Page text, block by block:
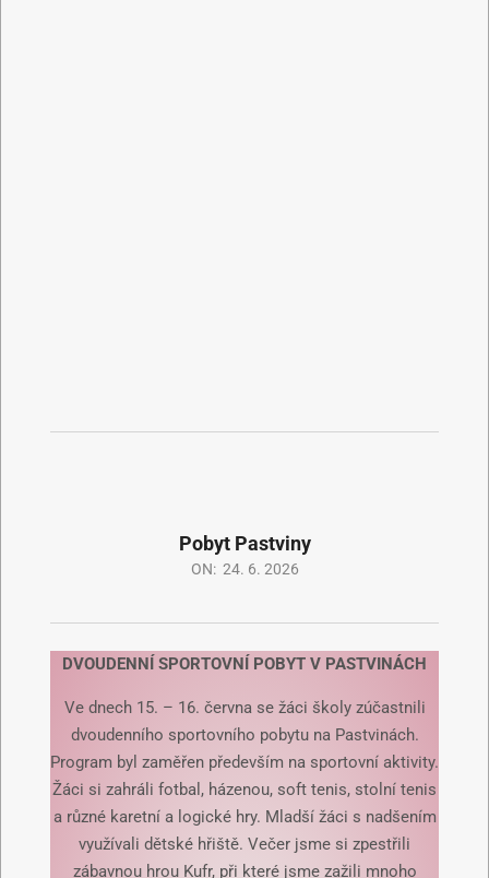
Pobyt Pastviny
ON: 24. 6. 2026
DVOUDENNÍ SPORTOVNÍ POBYT V PASTVINÁCH
Ve dnech 15. – 16. června se žáci školy zúčastnili
dvoudenního sportovního pobytu na Pastvinách.
Program byl zaměřen především na sportovní aktivity.
Žáci si zahráli fotbal, házenou, soft tenis, stolní tenis
a různé karetní a logické hry. Mladší žáci s nadšením
využívali dětské hřiště. Večer jsme si zpestřili
zábavnou hrou Kufr, při které jsme zažili mnoho